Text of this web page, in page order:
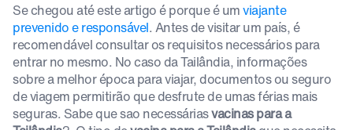
Se chegou até este artigo é porque é umviajante
prevenido e responsável. Antes de visitar um país, é
recomendável consultar os requisitos necessários para
entrar no mesmo. No caso da Tailândia, informações
sobre a melhor época para viajar, documentos ou seguro
de viagem permitirão que desfrute de umas férias mais
seguras. Sabe que sao necessáriasvacinas para a